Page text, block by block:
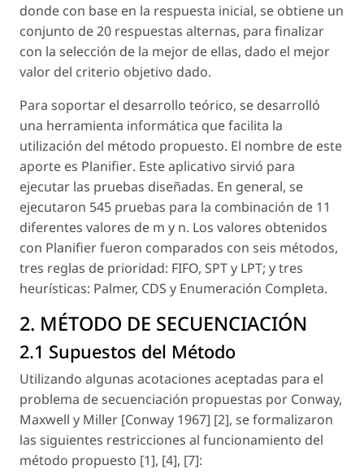
donde con base en la respuesta inicial, se obtiene un
conjunto de 20 respuestas alternas, para finalizar
con la selección de la mejor de ellas, dado el mejor
valor del criterio objetivo dado.
Para soportar el desarrollo teórico, se desarrolló
una herramienta informática que facilita la
utilización del método propuesto. El nombre de este
aporte es Planifier. Este aplicativo sirvió para
ejecutar las pruebas diseñadas. En general, se
ejecutaron 545 pruebas para la combinación de 11
diferentes valores de m y n. Los valores obtenidos
con Planifierfueron comparados con seis métodos,
tres reglas de prioridad: FIFO, SPT y LPT; y tres
heurísticas: Palmer, CDS y Enumeración Completa.
2. MÉTODO DE SECUENCIACIÓN
2.1 Supuestos del Método
Utilizando algunas acotaciones aceptadas para el
problema de secuenciación propuestas por Conway,
Maxwell y Miller [Conway 1967] [2], se formalizaron
las siguientes restricciones al funcionamiento del
método propuesto [1], [4], [7]: